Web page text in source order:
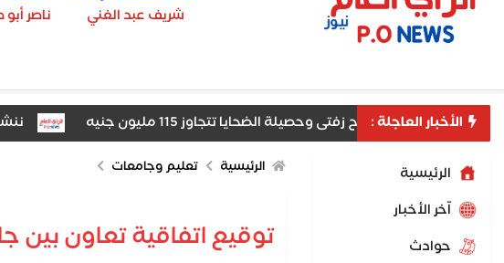
شريف عبد الغني ناصر
الأخبار العاجلة :
مستريح زفتى وحصيلة الضحايا تتجاوز 115 مليون جنيه ننشر
الرئيسية
اّخر الأخبار
حوادث
الرئيسية تعليم وجامعات
توقيع اتفاقية تعاون بين